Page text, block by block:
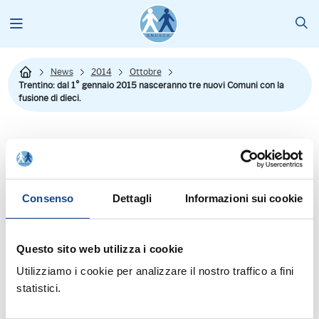
Consenso Dettagli Informazioni sui cookie
Questo sito web utilizza i cookie
Utilizziamo i cookie per analizzare il nostro traffico a fini
statistici.
News 2014
Ottobre
Trentino: dal 1° gennaio 2015 nasceranno tre nuovi Comuni con la
fusione di dieci.
Dalsito dell'ANCITELsi riporta la news su:"
Dal 1° gennaio del 2015 saranno istituiti in Provincia di Trento tre